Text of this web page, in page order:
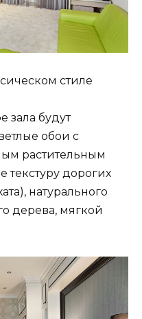
стиле
зала будут
обои с
растительным
дорогих
натурального
дерева, мягкой